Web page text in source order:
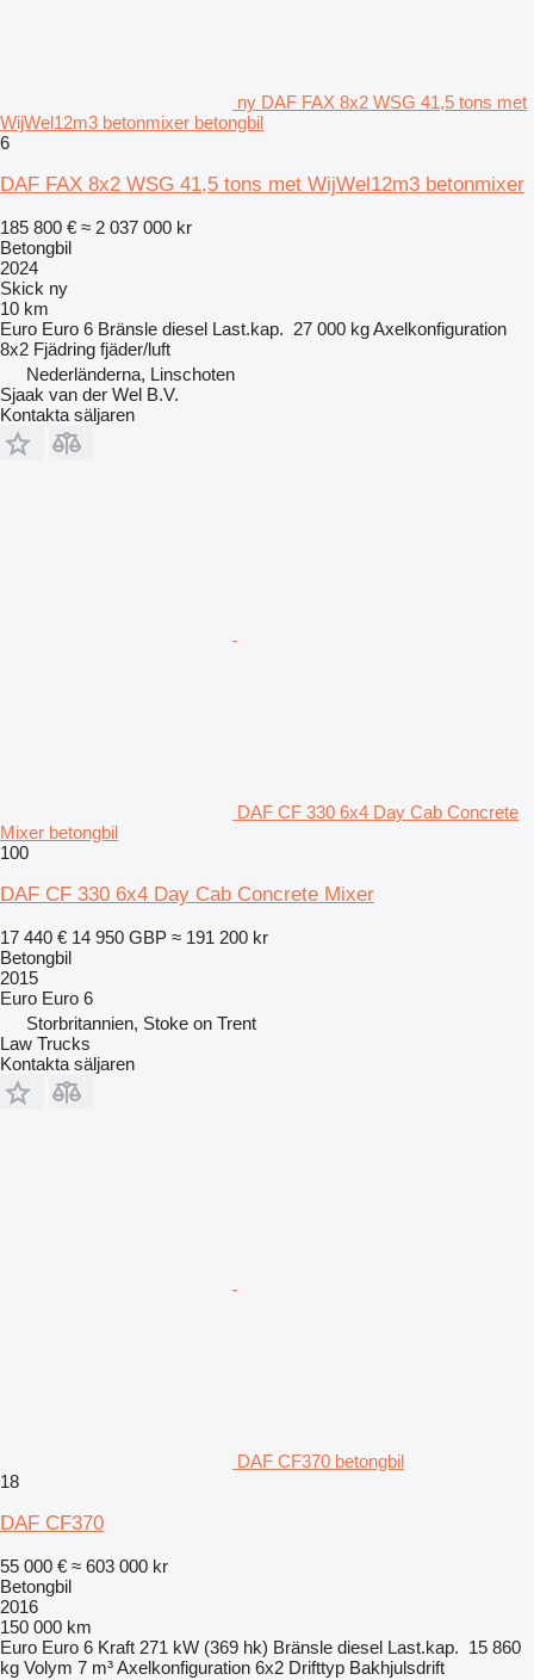
ny DAF FAX 8x2 WSG 41,5 tons met
WijWel12m3 betonmixer betongbil
6
DAF FAX 8x2 WSG 41,5 tons met WijWel12m3 betonmixer
185 800 € ≈ 2 037 000 kr
Betongbil
2024
Skick ny
10 km
Euro Euro 6 Bränsle diesel Last.kap. 27 000 kgAxelkonfiguration
8x2 Fjädring fjäder/luft
Nederländerna, Linschoten
Sjaak van der Wel B.V.
Kontakta säljaren
DAF CF 330 6x4 Day Cab Concrete
Mixer betongbil
100
DAF CF 330 6x4 Day Cab Concrete Mixer
17 440 € 14 950 GBP ≈ 191 200 kr
Betongbil
2015
Euro Euro 6
Storbritannien, Stoke on Trent
Law Trucks
Kontakta säljaren
DAF CF370 betongbil
18
DAF CF370
55 000 € ≈ 603 000 kr
Betongbil
2016
150 000 km
Euro Euro 6 Kraft 271 kW (369 hk) Bränsle diesel Last.kap. 15 860
kg Volym 7 m³Axelkonfiguration 6x2 Drifttyp Bakhjulsdrift